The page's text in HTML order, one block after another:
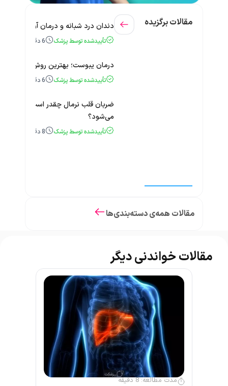
مقالات برگزیده دندان درد شبانه و درمان آن +
تأییدشده توسط پزشک 6دقیقه
درمان یبوست؛ بهترین روش‌های
تأییدشده توسط پزشک 6دقیقه
ضربان قلب نرمال چقدر است؟ چه
می‌شود؟
تأییدشده توسط پزشک 8دقیقه
مقالات همه‌ی دسته‌بندی‌ها
مقالات خواندنی دیگر
مدت مطالعه:8 دقیقه